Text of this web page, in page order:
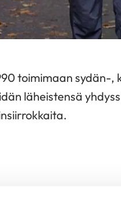
toimimaan sydän-,
läheistensä